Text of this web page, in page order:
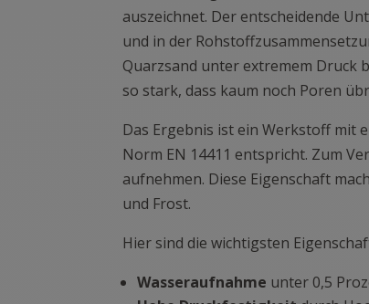
auszeichnet. Der entscheidende
und in der
Quarzsand unter extremem Druck
so stark, dass kaum noch Poren
Das Ergebnis ist ein Werkstoff mit
Norm EN 14411 entspricht. Zum
aufnehmen. Diese Eigenschaft
und Frost.
Hier sind die wichtigsten
Wasseraufnahme unter 0,5